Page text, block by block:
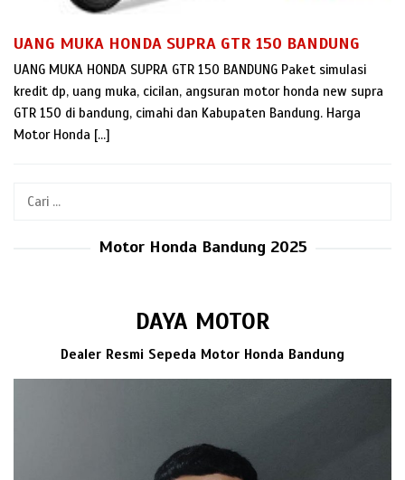
UANG MUKA HONDA SUPRA GTR 150 BANDUNG
UANG MUKA HONDA SUPRA GTR 150 BANDUNG Paket simulasi
kredit dp, uang muka, cicilan, angsuran motor honda new supra
GTR 150 di bandung, cimahi dan Kabupaten Bandung. Harga
Motor Honda […]
Cari
Motor Honda Bandung 2025
DAYA MOTOR
Dealer Resmi Sepeda Motor Honda Bandung